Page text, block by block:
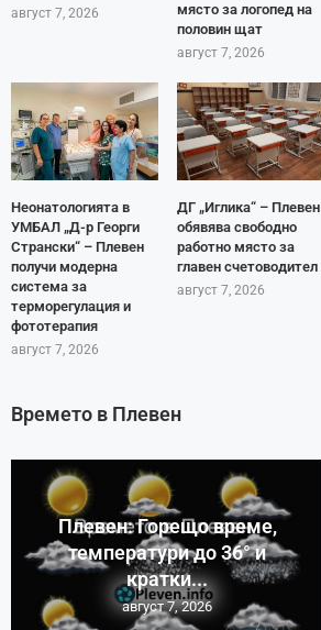
август 7, 2026
място за логопед на
половин щат
август 7, 2026
Неонатологията в
УМБАЛ „Д-р Георги
Странски“ – Плевен
получи модерна
система за
терморегулация и
фототерапия
август 7, 2026
ДГ „Иглика“ – Плевен
обявява свободно
работно място за
главен счетоводител
август 7, 2026
Времето в Плевен
Плевен: Горещо време,
температури до 36° и
кратки...
август 7, 2026